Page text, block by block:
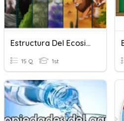
Estructura Del Ecosistema
15 Q 1st